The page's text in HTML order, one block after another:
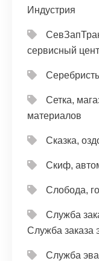
Индустрия
сервисный
Сетка,
материалов
Сказка,
Скиф,
Слобода,
Служба
Служба заказа
Служба